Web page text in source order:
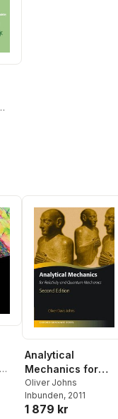
Analytical
Mechanics for
Relativity and
Quantum
Mechanics
Oliver Johns
Inbunden, 2011
1 879 kr